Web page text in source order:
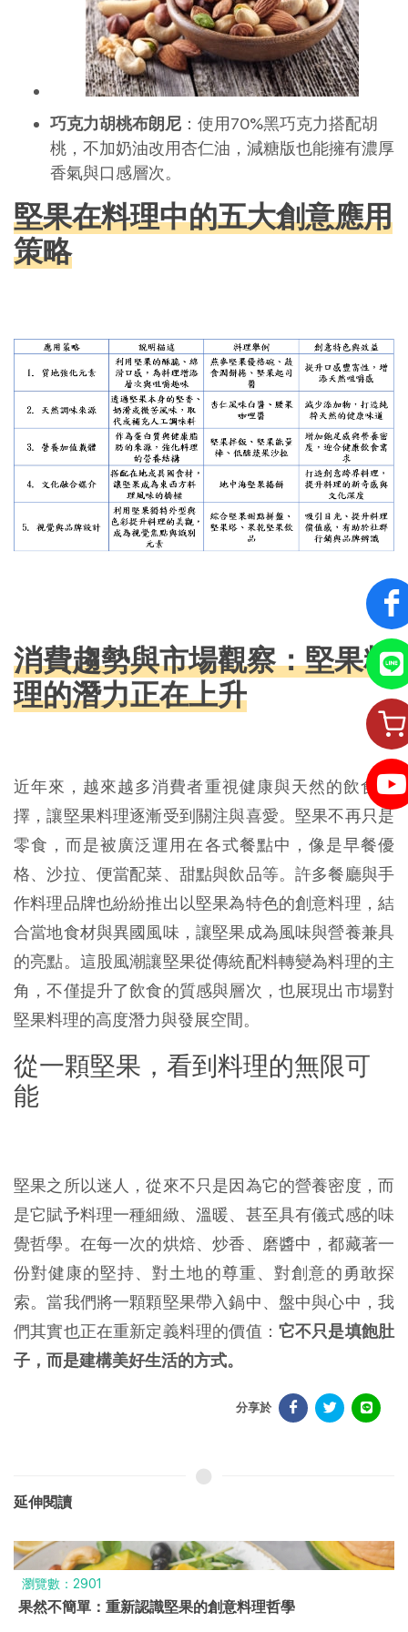
巧克力胡桃布朗尼 ：使用70%黑巧克力搭配胡
桃，不加奶油改用杏仁油，減糖版也能擁有濃厚
香氣與口感層次。
堅果在料理中的五大創意應用
策略
消費趨勢與市場觀察：堅果料
理的潛力正在上升
近年來，越來越多消費者重視健康與天然的飲食選
擇，讓堅果料理逐漸受到關注與喜愛。堅果不再只是
零食，而是被廣泛運用在各式餐點中，像是早餐優
格、沙拉、便當配菜、甜點與飲品等。許多餐廳與手
作料理品牌也紛紛推出以堅果為特色的創意料理，結
合當地食材與異國風味，讓堅果成為風味與營養兼具
的亮點。這股風潮讓堅果從傳統配料轉變為料理的主
角，不僅提升了飲食的質感與層次，也展現出市場對
堅果料理的高度潛力與發展空間。
從一顆堅果，看到料理的無限可
能
堅果之所以迷人，從來不只是因為它的營養密度，而
是它賦予料理一種細緻、溫暖、甚至具有儀式感的味
覺哲學。在每一次的烘焙、炒香、磨醬中，都藏著一
份對健康的堅持、對土地的尊重、對創意的勇敢探
索。當我們將一顆顆堅果帶入鍋中、盤中與心中，我
們其實也正在重新定義料理的價值： 它不只是填飽肚
子，而是建構美好生活的方式。
分享於
延伸閱讀
瀏覽數：2901
果然不簡單：重新認識堅果的創意料理哲學